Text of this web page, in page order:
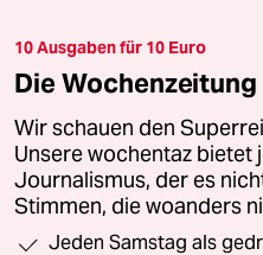
10 Ausgaben für 10 Euro
Die
Wir schauen den
Unsere wochentaz bietet
Journalismus, der es
Stimmen, die woanders
Jeden Samstag als